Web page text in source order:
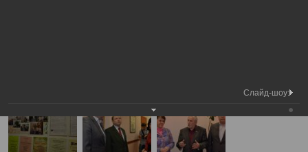
Слайд-шоу: